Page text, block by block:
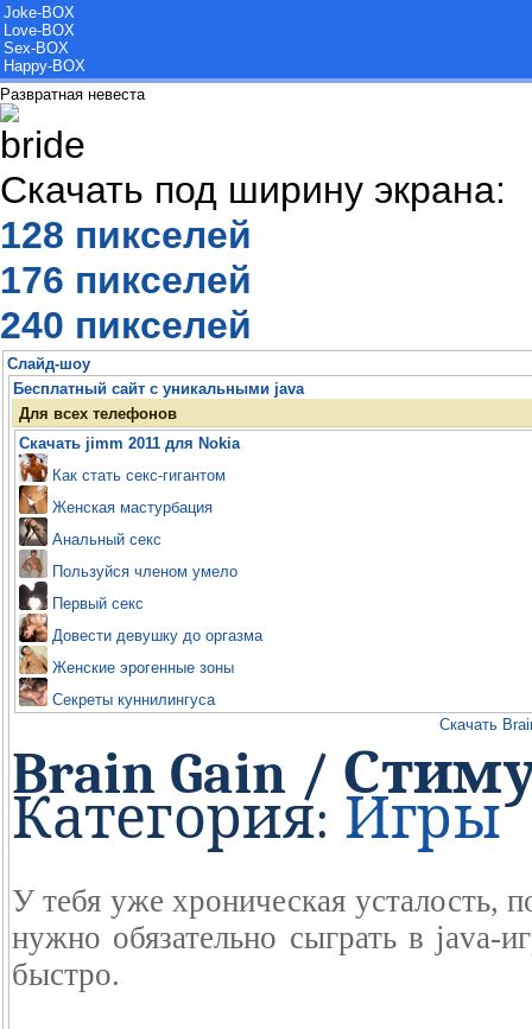
Joke-BOX
Love-BOX
Sex-BOX
Happy-BOX
Развратная невеста
Скачать под ширину экрана:
128 пикселей
176 пикселей
240 пикселей
Слайд-шоу
Бесплатный сайт с уникальными java
Для всех телефонов
Скачать jimm 2011 для Nokia
Как стать секс-гигантом
Женская мастурбация
Анальный секс
Пользуйся членом умело
Первый секс
Довести девушку до оргазма
Женские эрогенные зоны
Секреты куннилингуса
Скачать
Brain Gain /
Категория: Игры
У тебя уже хроническая усталость,
нужно обязательно сыграть в java-
быстро.